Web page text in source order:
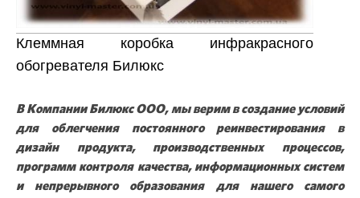
Клеммная коробка инфракрасного
обогревателя Билюкс
В Компании Билюкс ООО, мы верим в создание условий
для облегчения постоянного реинвестирования в
дизайн продукта, производственных процессов,
программ контроля качества, информационных систем
и непрерывного образования для нашего самого